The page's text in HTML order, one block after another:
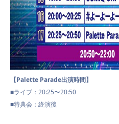
【Palette Parade出演時間】
■ライブ：20:25〜20:50
■特典会：終演後